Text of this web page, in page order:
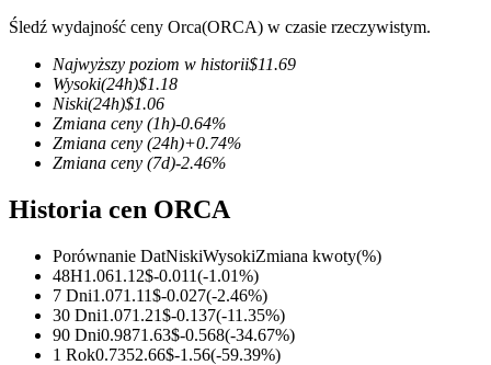
TradFi
Instrumenty pochodne na akcje, forex, metale szlachetne i
Śledź wydajność ceny Orca(ORCA) w czasie rzeczywistym.
Najwyższy poziom w historii$11.69
Wysoki(24h)$1.18
Niski(24h)$1.06
Zmiana ceny (1h)-0.64%
Zmiana ceny (24h)+0.74%
Zmiana ceny (7d)-2.46%
Historia cen ORCA
Porównanie DatNiskiWysokiZmiana kwoty(%)
48H1.061.12$-0.011(-1.01%)
7 Dni1.071.11$-0.027(-2.46%)
30 Dni1.071.21$-0.137(-11.35%)
90 Dni0.9871.63$-0.568(-34.67%)
1 Rok0.7352.66$-1.56(-59.39%)